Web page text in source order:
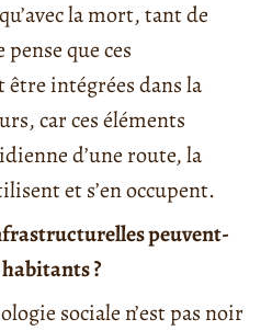
la mort, tant de
pense que ces
intégrées dans la
car ces éléments
d’une route, la
et s’en occupent.
peuvent-
?
sociale n’est pas noir